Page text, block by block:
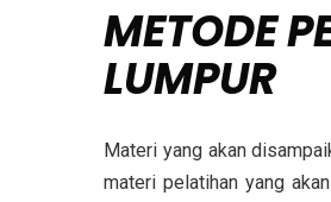
METODE
LUMPUR
Materi yang akan
materi pelatihan yang